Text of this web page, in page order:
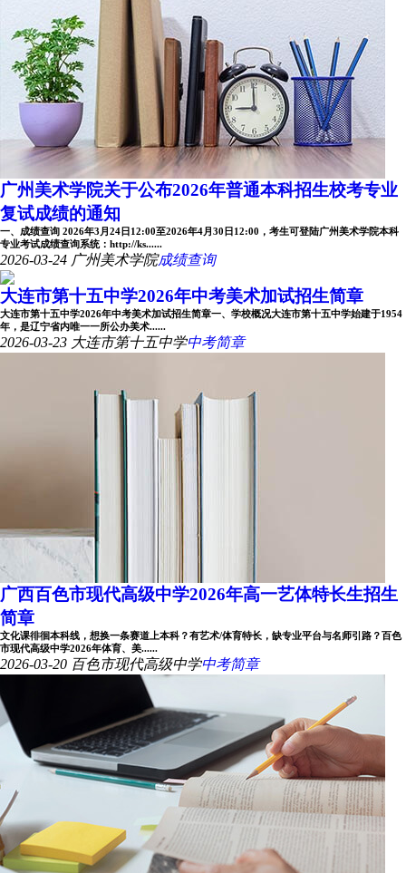
广州美术学院关于公布2026年普通本科招生校考专业
复试成绩的通知
一、成绩查询 2026年3月24日12:00至2026年4月30日12:00，考生可登陆广州美术学院本科
专业考试成绩查询系统：http://ks......
2026-03-24 广州美术学院成绩查询
大连市第十五中学2026年中考美术加试招生简章
大连市第十五中学2026年中考美术加试招生简章一、学校概况大连市第十五中学始建于1954
年，是辽宁省内唯一一所公办美术......
2026-03-23 大连市第十五中学中考简章
广西百色市现代高级中学2026年高一艺体特长生招生
简章
文化课徘徊本科线，想换一条赛道上本科？有艺术/体育特长，缺专业平台与名师引路？百色
市现代高级中学2026年体育、美......
2026-03-20 百色市现代高级中学中考简章